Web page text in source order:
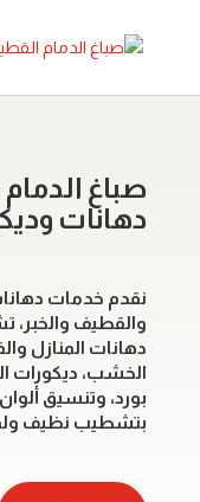
صباغ
دهانات
نقدم خدمات
والقطيف والخبر،
دهانات المنازل
الخشب، ديكورات
بورد، وتنسيق
بتشطيب نظيف